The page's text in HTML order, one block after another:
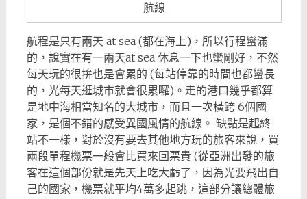
航線
航程是只有兩天 at sea (都在海上)，所以行程蠻滿
的，說實在有一兩天at sea 休息一下也蠻剛好，不然
每天玩的很拚也是會累的 (每站停靠的時間也都蠻長
的，光每天逛城市就會很累囉)。走的港口幾乎都算
是地中海相當知名的大城市，而且一次橫跨 6個國
家，是個不錯的感受異國風情的航線。 缺點是起終
站不一樣，對於沒有要去其他地方玩的旅客來說，買
兩段單程機票一般會比買來回票貴 (從亞洲出發的旅
客在這個部份就是先天上吃大虧了，因為光要飛出自
己的國家，機票就平均4萬多起跳，這部分讓總體旅